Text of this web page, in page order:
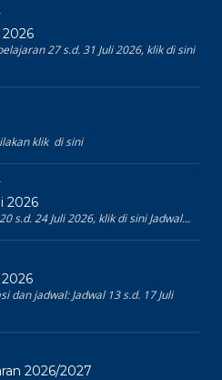
2026
27 s.d. 31 Juli 2026, klik di sini
klik di sini
2026
s.d. 24 Juli 2026, klik di sini Jadwal...
dan jadwal: Jadwal 13 s.d. 17 Juli
2026/2027